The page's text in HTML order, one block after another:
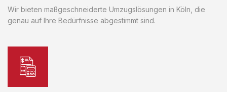
Wir bieten maßgeschneiderte Umzugslösungen in Köln, die
genau auf Ihre Bedürfnisse abgestimmt sind.